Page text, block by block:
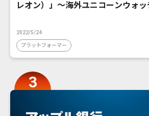
レオン）」〜海外ユニコーンウォ
2022/5/24
プラットフォーマー